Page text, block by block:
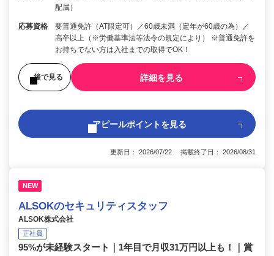
配属）
応募資格
要普通免許（AT限定可）／60歳未満（定年が60歳の為）／
高卒以上（※労働基準法等法令の規定により） ※普通免許を
お持ちでない方は入社までの取得でOK！
後で見る 詳細を見る
アピールポイントを見る
更新日： 2026/07/22 掲載終了日： 2026/08/31
NEW
ALSOKのセキュリティスタッフ
ALSOK株式会社
正社員
95%が未経験スタート｜1年目で月収31万円以上も！｜賞